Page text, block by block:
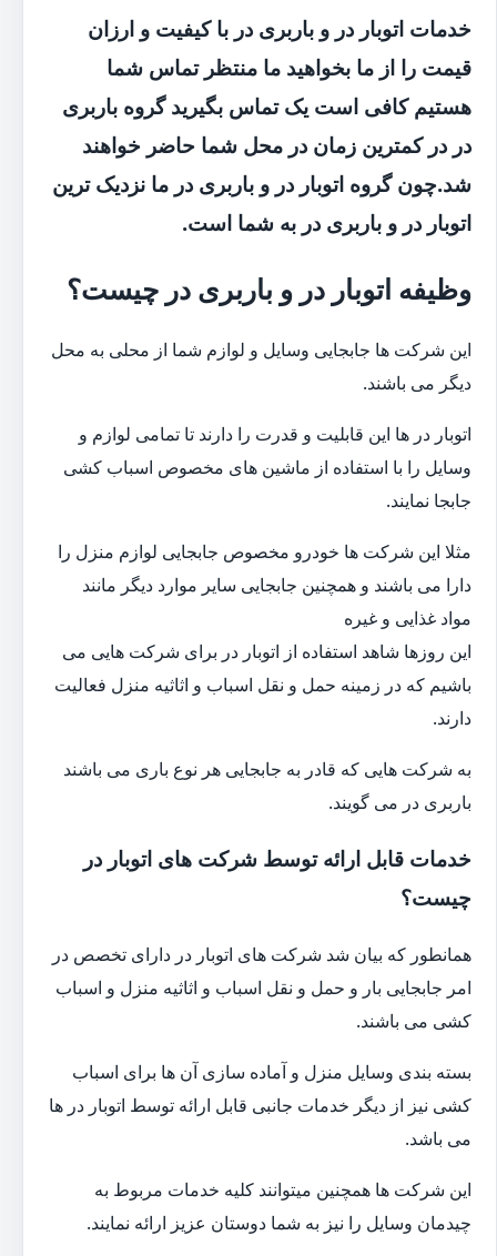
خدمات اتوبار در و باربری در با کیفیت و ارزان
قیمت را از ما بخواهید ما منتظر تماس شما
هستیم کافی است یک تماس بگیرید گروه باربری
در در کمترین زمان در محل شما حاضر خواهند
شد.چون گروه اتوبار در و باربری در ما نزدیک ترین
اتوبار در و باربری در به شما است.
وظیفه اتوبار در و باربری در چیست؟
این شرکت ها جابجایی وسایل و لوازم شما از محلی به محل
دیگر می باشند.
اتوبار در ها این قابلیت و قدرت را دارند تا تمامی لوازم و
وسایل را با استفاده از ماشین های مخصوص اسباب کشی
جابجا نمایند.
مثلا این شرکت ها خودرو مخصوص جابجایی لوازم منزل را
دارا می باشند و همچنین جابجایی سایر موارد دیگر مانند
مواد غذایی و غیره
این روزها شاهد استفاده از اتوبار در برای شرکت هایی می
باشیم که در زمینه حمل و نقل اسباب و اثاثیه منزل فعالیت
دارند.
به شرکت هایی که قادر به جابجایی هر نوع باری می باشند
باربری در می گویند.
خدمات قابل ارائه توسط شرکت های اتوبار در
چیست؟
همانطور که بیان شد شرکت های اتوبار در دارای تخصص در
امر جابجایی بار و حمل و نقل اسباب و اثاثیه منزل و اسباب
کشی می باشند.
بسته بندی وسایل منزل و آماده سازی آن ها برای اسباب
کشی نیز از دیگر خدمات جانبی قابل ارائه توسط اتوبار در ها
می باشد.
این شرکت ها همچنین میتوانند کلیه خدمات مربوط به
چیدمان وسایل را نیز به شما دوستان عزیز ارائه نمایند.